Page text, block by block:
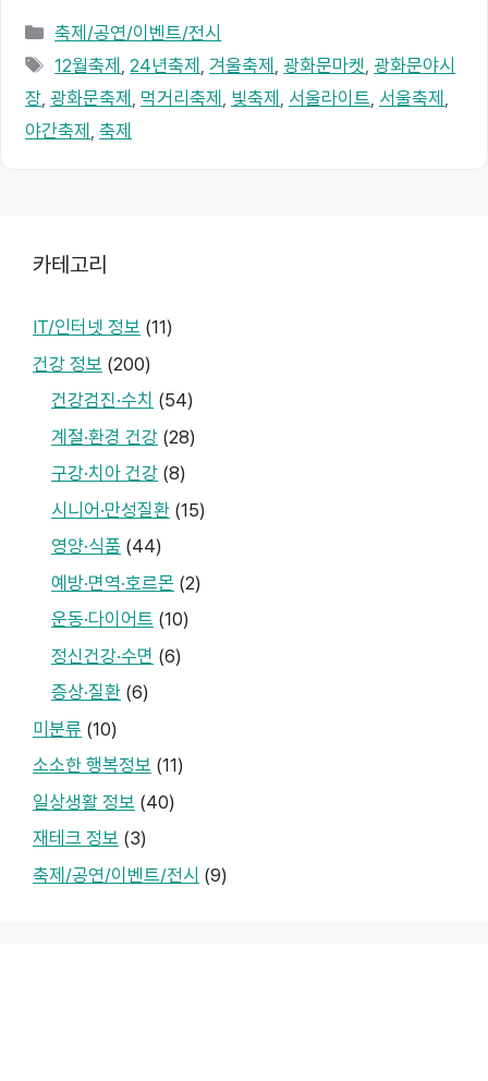
카
테
리
축제/공연/이벤트/전시
태
그
12월축제 ,24년축제 ,겨울축제 , 광화문마켓, 광화문야시
장, 광화문축제 , 먹거리축제 , 빛축제 , 서울라이트, 서울축제 ,
야간축제 , 축제
카테고리
IT/인터넷 정보 (11)
건강 정보 (200)
건강검진·수치 (54)
계절·환경 건강 (28)
구강·치아 건강 (8)
시니어·만성질환 (15)
영양·식품 (44)
예방·면역·호르몬 (2)
운동·다이어트 (10)
정신건강·수면 (6)
증상·질환 (6)
미분류 (10)
소소한 행복정보 (11)
일상생활 정보 (40)
재테크 정보 (3)
축제/공연/이벤트/전시 (9)